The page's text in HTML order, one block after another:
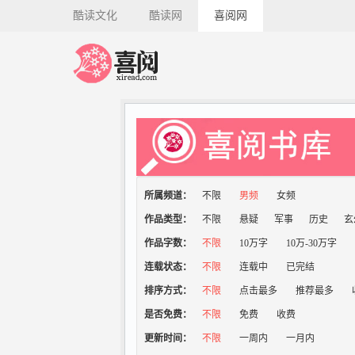
酷读文化 酷读网 喜阅网
所属频道： 不限 男频 女频
作品类型： 不限 悬疑 军事 历史
作品字数： 不限 10万字 10万-30万字
连载状态： 不限 连载中 已完结
排序方式： 不限 点击最多 推荐最多
是否免费： 不限 免费 收费
更新时间： 不限 一周内 一月内